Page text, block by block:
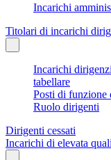
Incarichi
Titolari di incarichi
Incarichi
tabellare
Posti di funzione
Ruolo dirigenti
Dirigenti cessati
Incarichi di elevata